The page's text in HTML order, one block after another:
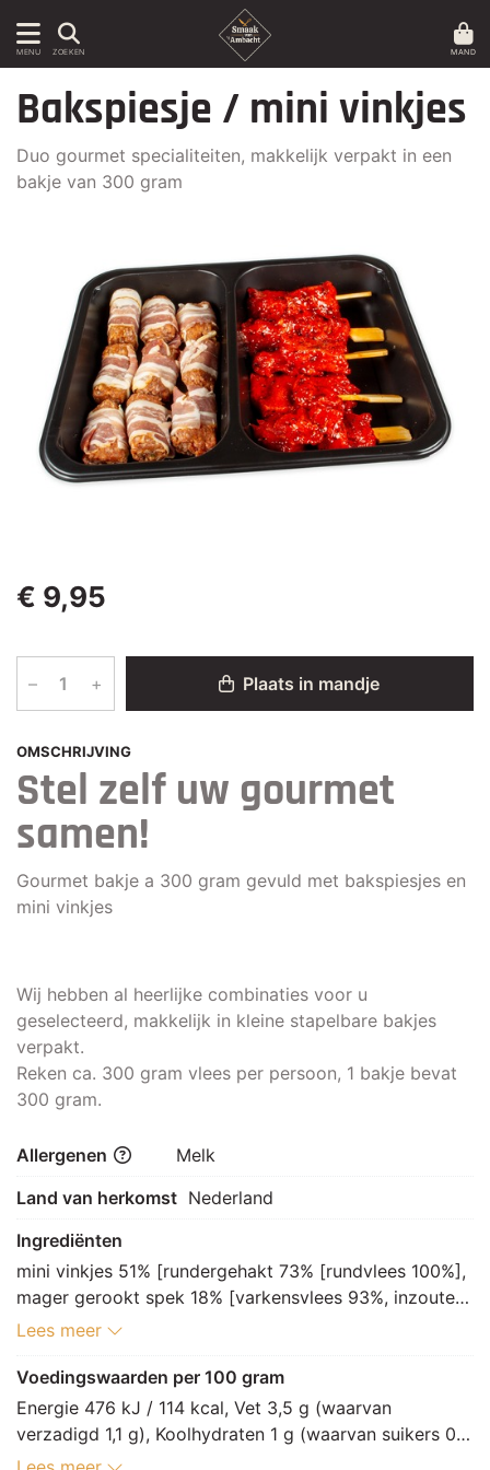
MENU ZOEKEN MAND
OMSCHRIJVING
Stel zelf uw gourmet
samen!
Gourmet bakje a 300 gram gevuld met bakspiesjes en
mini vinkjes
Wij hebben al heerlijke combinaties voor u
geselecteerd, makkelijk in kleine stapelbare bakjes
verpakt.
Reken ca. 300 gram vlees per persoon, 1 bakje bevat
300 gram.
Bakspiesje / mini vinkjes
Duo gourmet specialiteiten, makkelijk verpakt in een
bakje van 300 gram
€ 9,95
– + Plaats in mandje
Allergenen
Melk
Land van herkomst Nederland
Ingrediënten
mini vinkjes 51% [rundergehakt 73% [rundvlees 100%],
mager gerookt spek 18% [varkensvlees 93%, inzouten
varkensvlees 7% [nitrietzout 80% [zout, nitriet,
dextrose, LACTOSE, zout, aroma (jeneverbes),
conserveermiddel: E252, antioxidant: E301,
smaakversterker: E621] (MELK)]], kruidensaus 3%
[water, suiker, glucosestroop, tomatenpuree,
Lees meer
Voedingswaarden per 100 gram
Energie 476 kJ / 114 kcal, Vet 3,5 g (waarvan
verzadigd 1,1 g), Koolhydraten 1 g (waarvan suikers 0,7
g), Vezels 0,1 g, Eiwitten 19,6 g, Zout 2,1 g.